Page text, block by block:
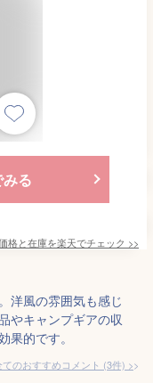
る
格と在庫を楽天でチェック >>
洋風の雰囲気も感じ
やキャンプギアの収
的です。
てのおすすめコメント (3件) >